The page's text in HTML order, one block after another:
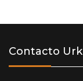
Contacto Urk